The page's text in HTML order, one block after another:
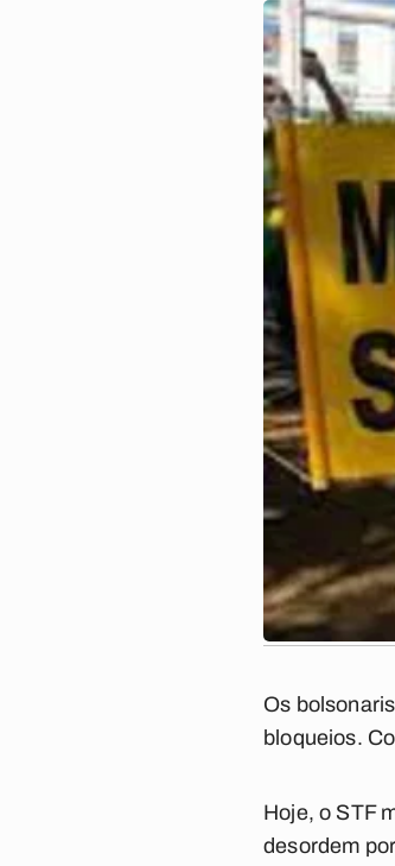
Os
bloqueios.
Hoje, o STF
desordem